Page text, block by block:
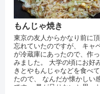
もんじゃ焼き
東京の友人からかなり前に頂
忘れていたのですが、 キャ
が冷蔵庫にあったので、作
みました。 大学の頃にお好
きとやもんじゃなどを食べ
たので、 なんだか懐かしい
です。 量が足りないと思っ